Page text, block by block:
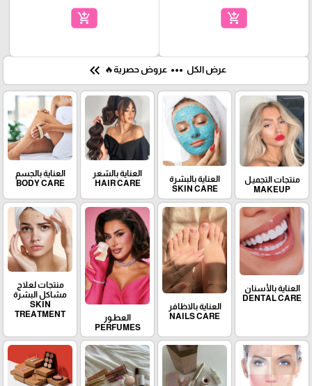
add_shopping_cart
add_shopping_cart
عرض الكل more_horiz عروض حصرية🔥 keyboard_double_arrow_left
منتجات التجميـل
MAKEUP
العناية بالبشرة
SKIN CARE
العناية بالشعر
HAIR CARE
العناية بالجسم
BODY CARE
العناية بالأسنان
DENTAL CARE
العناية بالاظافر
NAILS CARE
العطـور
PERFUMES
منتجات لعلاج
مشاكل البشرة
SKIN
TREATMENT